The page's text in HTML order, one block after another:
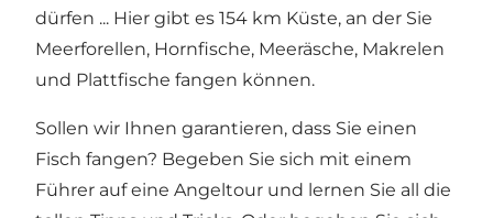
dürfen ... Hier gibt es 154 km Küste, an der Sie
Meerforellen, Hornfische, Meeräsche, Makrelen
und Plattfische fangen können.
Sollen wir Ihnen garantieren, dass Sie einen
Fisch fangen? Begeben Sie sich mit einem
Führer auf eine Angeltour und lernen Sie all die